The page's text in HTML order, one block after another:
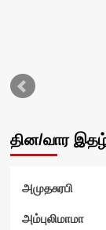
தின/வார
அமுதசுரபி
அம்புலிமாமா